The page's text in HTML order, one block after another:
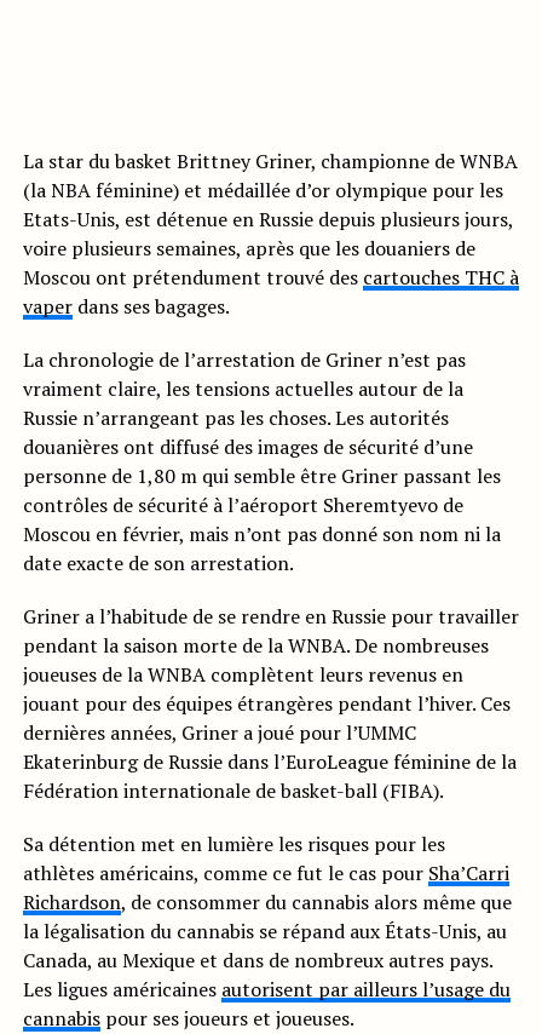
La star du basket Brittney Griner, championne de WNBA
(la NBA féminine) et médaillée d’or olympique pour les
Etats-Unis, est détenue en Russie depuis plusieurs jours,
voire plusieurs semaines, après que les douaniers de
Moscou ont prétendument trouvé des cartouches THC à
vaperdans ses bagages.
La chronologie de l’arrestation de Griner n’est pas
vraiment claire, les tensions actuelles autour de la
Russie n’arrangeant pas les choses. Les autorités
douanières ont diffusé des images de sécurité d’une
personne de 1,80 m qui semble être Griner passant les
contrôles de sécurité à l’aéroport Sheremtyevo de
Moscou en février, mais n’ont pas donné son nom ni la
date exacte de son arrestation.
Griner a l’habitude de se rendre en Russie pour travailler
pendant la saison morte de la WNBA. De nombreuses
joueuses de la WNBA complètent leurs revenus en
jouant pour des équipes étrangères pendant l’hiver. Ces
dernières années, Griner a joué pour l’UMMC
Ekaterinburg de Russie dans l’EuroLeague féminine de la
Fédération internationale de basket-ball (FIBA).
Sa détention met en lumière les risques pour les
athlètes américains, comme ce fut le cas pour Sha’Carri
Richardson, de consommer du cannabis alors même que
la légalisation du cannabis se répand aux États-Unis, au
Canada, au Mexique et dans de nombreux autres pays.
Les ligues américaines autorisent par ailleurs l’usage du
cannabispour ses joueurs et joueuses.